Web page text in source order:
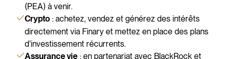
Assurance vie : en partenariat avec BlackRock et
Crypto : achetez, vendez et générez des intérêts
directement via Finary et mettez en place des plans
d'investissement récurrents.
(PEA) à venir.